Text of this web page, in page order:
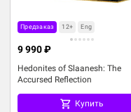
Предзаказ 12+ Eng
Hedonites of Slaanesh: The
Accursed Reflection
9 990 ₽
Купить